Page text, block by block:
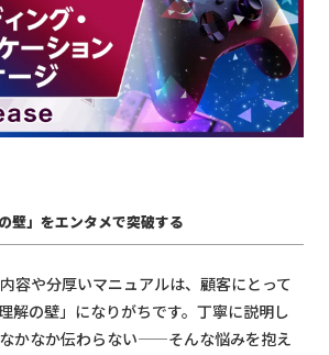
壁」をエンタメで突破する
容や分厚いマニュアルは、顧客にとって
解の壁」になりがちです。丁寧に説明し
かなか伝わらない——そんな悩みを抱え